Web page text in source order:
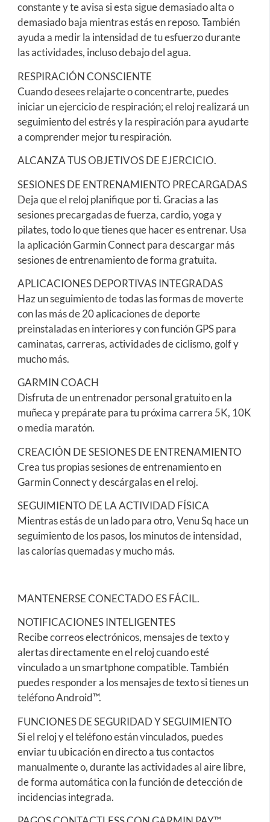
constante y te avisa si esta sigue demasiado alta o
demasiado baja mientras estás en reposo. También
ayuda a medir la intensidad de tu esfuerzo durante
las actividades, incluso debajo del agua.
RESPIRACIÓN CONSCIENTE
Cuando desees relajarte o concentrarte, puedes
iniciar un ejercicio de respiración; el reloj realizará un
seguimiento del estrés y la respiración para ayudarte
a comprender mejor tu respiración.
ALCANZA TUS OBJETIVOS DE EJERCICIO.
SESIONES DE ENTRENAMIENTO PRECARGADAS
Deja que el reloj planifique por ti. Gracias a las
sesiones precargadas de fuerza, cardio, yoga y
pilates, todo lo que tienes que hacer es entrenar. Usa
la aplicación Garmin Connect para descargar más
sesiones de entrenamiento de forma gratuita.
APLICACIONES DEPORTIVAS INTEGRADAS
Haz un seguimiento de todas las formas de moverte
con las más de 20 aplicaciones de deporte
preinstaladas en interiores y con función GPS para
caminatas, carreras, actividades de ciclismo, golf y
mucho más.
GARMIN COACH
Disfruta de un entrenador personal gratuito en la
muñeca y prepárate para tu próxima carrera 5K, 10K
o media maratón.
CREACIÓN DE SESIONES DE ENTRENAMIENTO
Crea tus propias sesiones de entrenamiento en
Garmin Connect y descárgalas en el reloj.
SEGUIMIENTO DE LA ACTIVIDAD FÍSICA
Mientras estás de un lado para otro, Venu Sq hace un
seguimiento de los pasos, los minutos de intensidad,
las calorías quemadas y mucho más.
MANTENERSE CONECTADO ES FÁCIL.
NOTIFICACIONES INTELIGENTES
Recibe correos electrónicos, mensajes de texto y
alertas directamente en el reloj cuando esté
vinculado a un smartphone compatible. También
puedes responder a los mensajes de texto si tienes un
teléfono Android™.
FUNCIONES DE SEGURIDAD Y SEGUIMIENTO
Si el reloj y el teléfono están vinculados, puedes
enviar tu ubicación en directo a tus contactos
manualmente o, durante las actividades al aire libre,
de forma automática con la función de detección de
incidencias integrada.